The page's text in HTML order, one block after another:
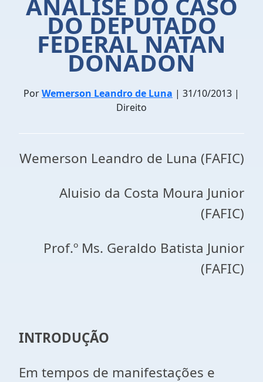
DO DEPUTADO
FEDERAL NATAN
DONADON
PorWemerson Leandro de Luna | 31/10/2013 |
Direito
Wemerson Leandro de Luna (FAFIC)
Aluisio da Costa Moura Junior
(FAFIC)
Prof.º Ms. Geraldo Batista Junior
(FAFIC)
INTRODUÇÃO
Em tempos de manifestações e